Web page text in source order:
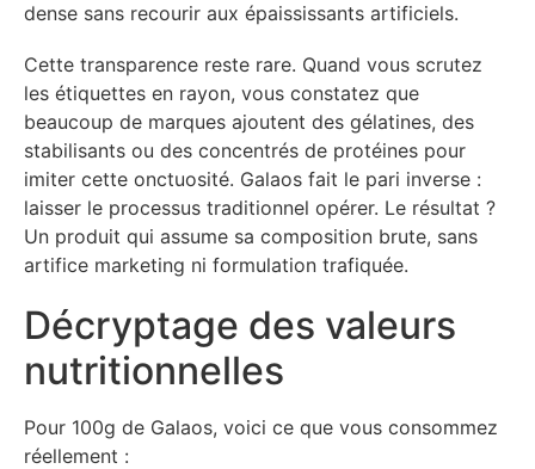
dense sans recourir aux épaississants artificiels.
Cette transparence reste rare. Quand vous scrutez
les étiquettes en rayon, vous constatez que
beaucoup de marques ajoutent des gélatines, des
stabilisants ou des concentrés de protéines pour
imiter cette onctuosité. Galaos fait le pari inverse :
laisser le processus traditionnel opérer. Le résultat ?
Un produit qui assume sa composition brute, sans
artifice marketing ni formulation trafiquée.
Décryptage des valeurs
nutritionnelles
Pour 100g de Galaos, voici ce que vous consommez
réellement :